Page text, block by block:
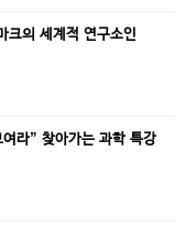
크의 세계적 연구소인
라” 찾아가는 과학 특강